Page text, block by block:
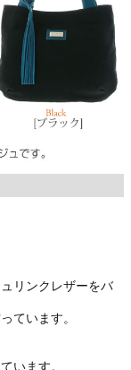
リンクレザーをバ
ています。
います。